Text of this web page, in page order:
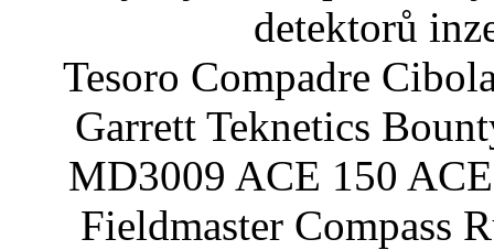
detektorů
Tesoro Compadre
Garrett Teknetics
MD3009 ACE 150
Fieldmaster Compass